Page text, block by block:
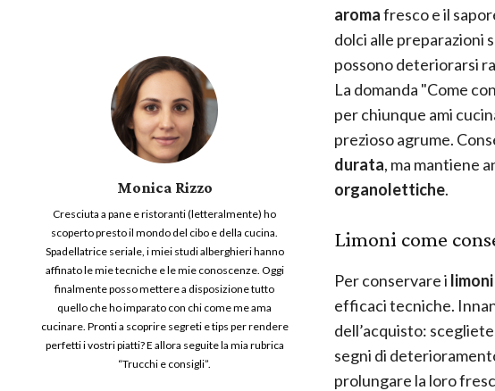
Monica Rizzo
Cresciuta a pane e ristoranti (letteralmente) ho
scoperto presto il mondo del cibo e della cucina.
Spadellatrice seriale, i miei studi alberghieri hanno
affinato le mie tecniche e le mie conoscenze. Oggi
finalmente posso mettere a disposizione tutto
quello che ho imparato con chi come me ama
cucinare. Pronti a scoprire segreti e tips per rendere
perfetti i vostri piatti? E allora seguite la mia rubrica
“Trucchi e consigli”.
aromafresco e il
dolci alle preparazioni
possono deteriorarsi
La domanda "Come
per chiunque ami
prezioso agrume.
durata, ma mantiene
organolettiche.
Limoni come
Per conservare i limoni
efficaci tecniche.
dell’acquisto:
segni di
prolungare la loro